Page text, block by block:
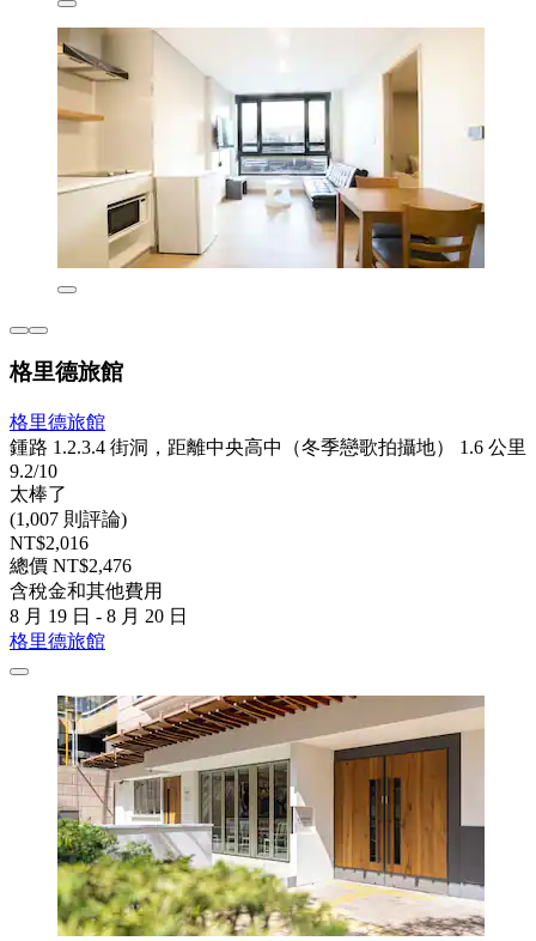
格里德旅館
格里德旅館
鍾路 1.2.3.4 街洞，距離中央高中（冬季戀歌拍攝地） 1.6 公里
9.2/10
太棒了
(1,007 則評論)
NT$2,016
總價 NT$2,476
含稅金和其他費用
8 月 19 日 - 8 月 20 日
格里德旅館